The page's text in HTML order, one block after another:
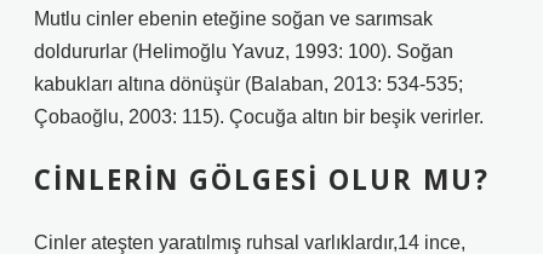
Mutlu cinler ebenin eteğine soğan ve sarımsak
doldururlar (Helimoğlu Yavuz, 1993: 100). Soğan
kabukları altına dönüşür (Balaban, 2013: 534-535;
Çobaoğlu, 2003: 115). Çocuğa altın bir beşik verirler.
CINLERIN GÖLGESI OLUR MU?
Cinler ateşten yaratılmış ruhsal varlıklardır,14 ince,